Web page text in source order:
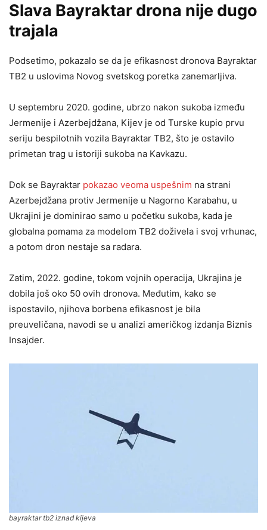
Slava Bayraktar drona nije dugo
trajala
Podsetimo, pokazalo se da je efikasnost dronova Bayraktar
​​TB2 u uslovima Novog svetskog poretka zanemarljiva.
U septembru 2020. godine, ubrzo nakon sukoba između
Jermenije i Azerbejdžana, Kijev je od Turske kupio prvu
seriju bespilotnih vozila Bayraktar ​​TB2, što je ostavilo
primetan trag u istoriji sukoba na Kavkazu.
Dok se Bayraktar pokazao veoma uspešnim na strani
Azerbejdžana protiv Jermenije u Nagorno Karabahu, u
Ukrajini je dominirao samo u početku sukoba, kada je
globalna pomama za modelom TB2 doživela i svoj vrhunac,
a potom dron nestaje sa radara.
Zatim, 2022. godine, tokom vojnih operacija, Ukrajina je
dobila još oko 50 ovih dronova. Međutim, kako se
ispostavilo, njihova borbena efikasnost je bila
preuveličana, navodi se u analizi američkog izdanja Biznis
Insajder.
bayraktar tb2 iznad kijeva